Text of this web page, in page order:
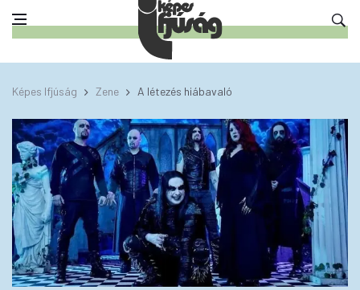
Képes Ifjúság Zene A létezés hiábavaló